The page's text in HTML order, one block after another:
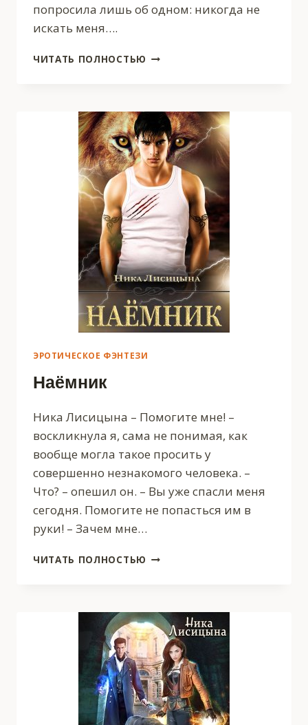
попросила лишь об одном: никогда не
искать меня….
ЧИТАТЬ ПОЛНОСТЬЮ БЫВШИЕ.
ЭРОТИЧЕСКОЕ ФЭНТЕЗИ
Наёмник
Ника Лисицына – Помогите мне! –
воскликнула я, сама не понимая, как
вообще могла такое просить у
совершенно незнакомого человека. –
Что? – опешил он. – Вы уже спасли меня
сегодня. Помогите не попасться им в
руки! – Зачем мне…
ЧИТАТЬ ПОЛНОСТЬЮ НАЁМНИК